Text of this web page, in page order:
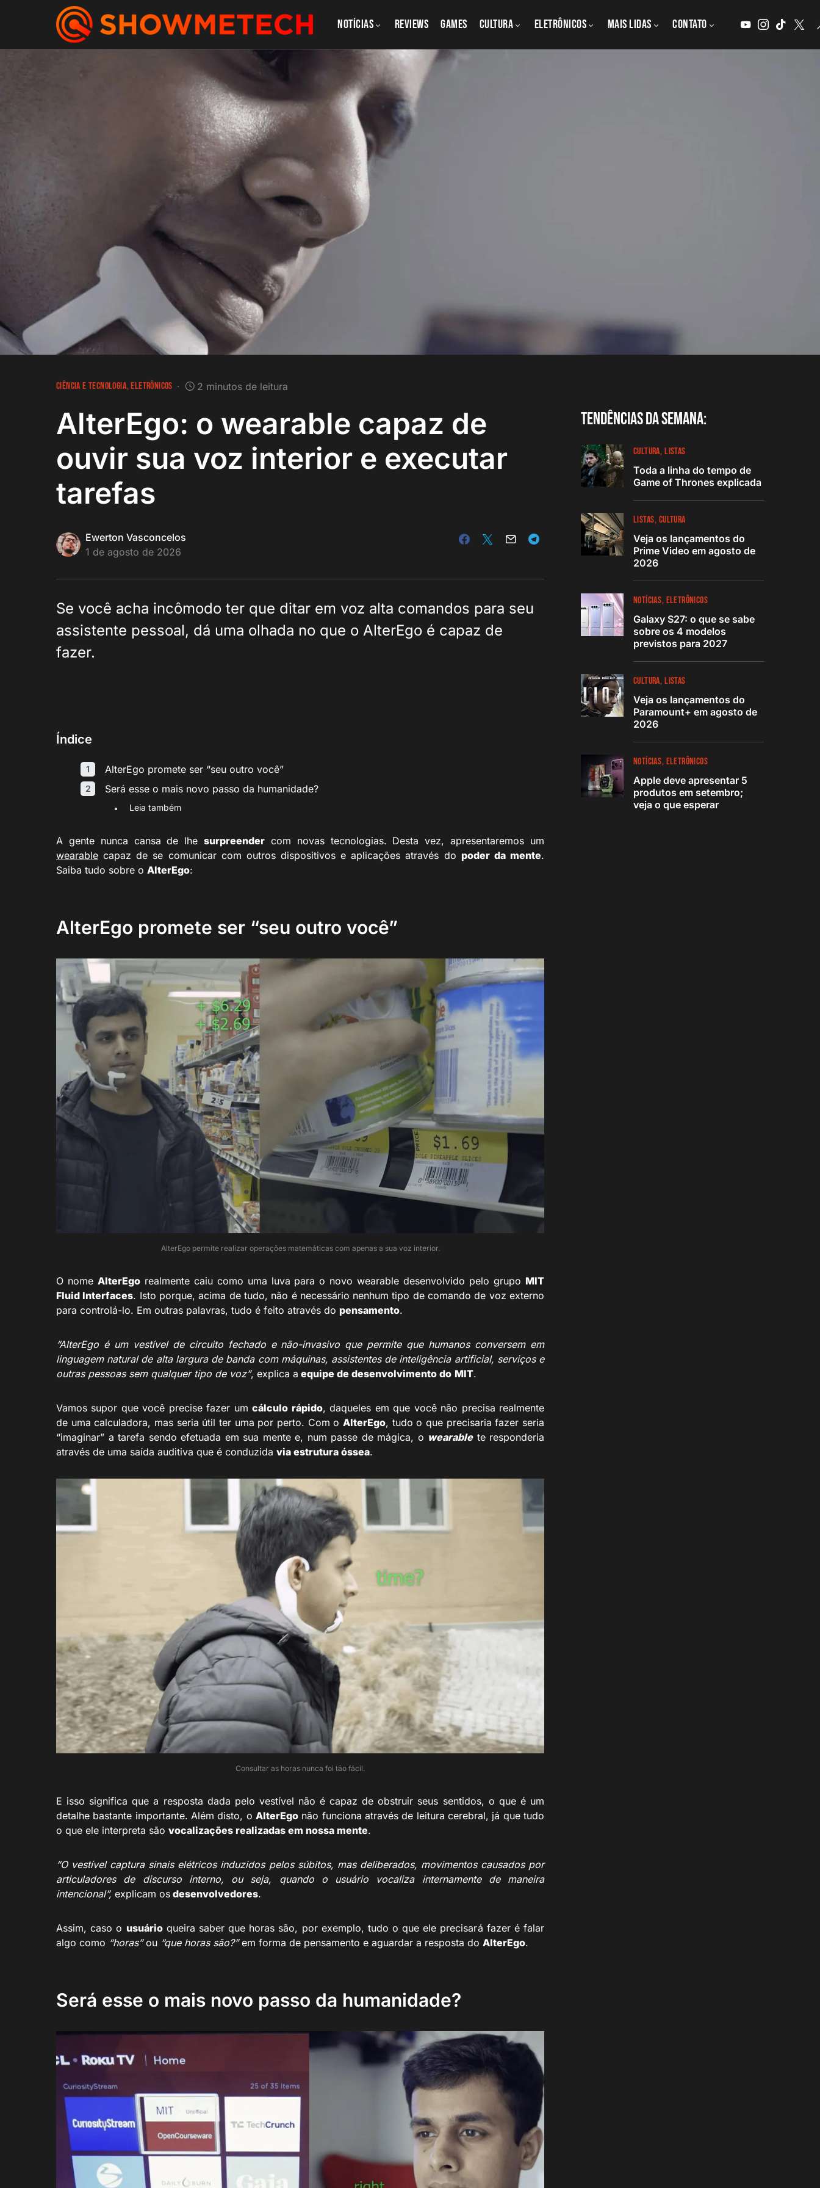
NOTÍCIAS REVIEWS GAMES CULTURA Eletrônicos MAIS LIDAS CONTATO
CIÊNCIA E TECNOLOGIA ELETRÔNICOS 2 minutos de leitura
AlterEgo: o wearable capaz de
ouvir sua voz interior e executar
tarefas
Ewerton Vasconcelos
1 de agosto de 2026
Se você acha incômodo ter que ditar em voz alta comandos para seu
assistente pessoal, dá uma olhada no que o AlterEgo é capaz de
fazer.
Índice
AlterEgo promete ser “seu outro você”
Será esse o mais novo passo da humanidade?
Leia também
A gente nunca cansa de lhesurpreender com novas tecnologias. Desta vez, apresentaremos um
wearable capaz de se comunicar com outros dispositivos e aplicações através do poder da mente.
Saiba tudo sobre o AlterEgo:
AlterEgo promete ser “seu outro você”
AlterEgo permite realizar operações matemáticas com apenas a sua voz interior.
O nome AlterEgorealmente caiu como uma luva para o novo wearable desenvolvido pelo grupo MIT
Fluid Interfaces. Isto porque, acima de tudo, não é necessário nenhum tipo de comando de voz externo
para controlá-lo. Em outras palavras, tudo é feito através do pensamento.
“AlterEgo é um vestível de circuito fechado e não-invasivo que permite que humanos conversem em
linguagem natural de alta largura de banda com máquinas, assistentes de inteligência artificial, serviços e
outras pessoas sem qualquer tipo de voz”, explica a equipe de desenvolvimento do MIT.
Vamos supor que você precise fazer umcálculo rápido, daqueles em que você não precisa realmente
de uma calculadora, mas seria útil ter uma por perto. Com o AlterEgo, tudo o que precisaria fazer seria
“imaginar” a tarefa sendo efetuada em sua mente e, num passe de mágica, o wearablete responderia
através de uma saída auditiva que é conduzida via estrutura óssea.
Consultar as horas nunca foi tão fácil.
E isso significa que a resposta dada pelo vestível não é capaz de obstruir seus sentidos, o que é um
detalhe bastante importante. Além disto, o AlterEgo não funciona através de leitura cerebral, já que tudo
o que ele interpreta são vocalizações realizadas em nossa mente.
“O vestível captura sinais elétricos induzidos pelos súbitos, mas deliberados, movimentos causados por
articuladores de discurso interno, ou seja, quando o usuário vocaliza internamente de maneira
intencional”, explicam os desenvolvedores.
Assim, caso o usuárioqueira saber que horas são, por exemplo, tudo o que ele precisará fazer é falar
algo como “horas”ou “que horas são?”em forma de pensamento e aguardar a resposta do AlterEgo.
Será esse o mais novo passo da humanidade?
Tendências da semana:
CULTURA LISTAS
Toda a linha do tempo de
Game of Thrones explicada
LISTAS CULTURA
Veja os lançamentos do
Prime Video em agosto de
2026
NOTÍCIAS ELETRÔNICOS
Galaxy S27: o que se sabe
sobre os 4 modelos
previstos para 2027
CULTURA LISTAS
Veja os lançamentos do
Paramount+ em agosto de
2026
NOTÍCIAS ELETRÔNICOS
Apple deve apresentar 5
produtos em setembro;
veja o que esperar